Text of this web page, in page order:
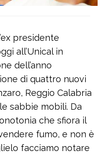
presidente
all’Unical in
dell’anno
di quattro nuovi
Reggio Calabria
sabbie mobili. Da
che sfiora il
fumo, e non è
facciamo notare